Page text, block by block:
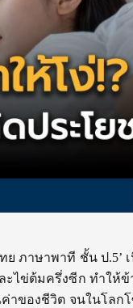
ภาษาพาที ชั้น ป.5’
ะไข่ต้มครึ่งซีก ทำให้ข้
าของชีวิต จนในโลกโ